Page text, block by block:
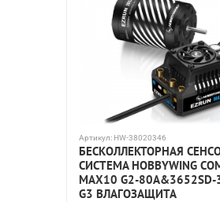
Артикул: HW-38020346
БЕСКОЛЛЕКТОРНАЯ
СИСТЕМА HOBBYWING
MAX10 G2-80A&3652SD-
G3 ВЛАГОЗАЩИТА